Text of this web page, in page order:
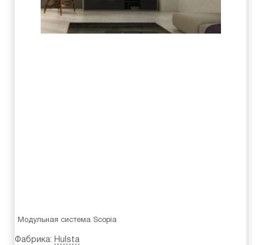
Модульная система Scopia
Фабрика: Hulsta